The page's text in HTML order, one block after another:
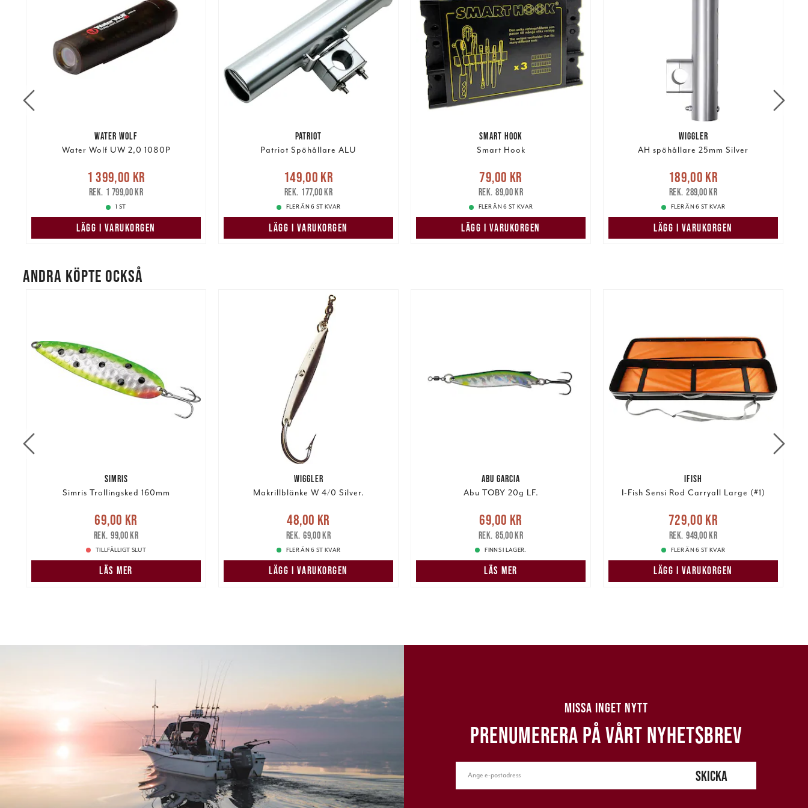
WATER WOLF
Water Wolf UW 2,0 1080P
Nuvarande pris
1 399,00 krTidigare pris
1 799,00 kr
1 399,00 kr
1 799,00 kr
1 ST
LÄGG I VARUKORGEN
PATRIOT
Patriot Spöhållare ALU
Nuvarande pris
Tidigare pris
149,00 kr
177,00 kr
FLER ÄN 6 ST KVAR
LÄGG I VARUKORGEN
SMART HOOK
Smart Hook
Nuvarande pris :79,00 kr
pris:89,00 kr
79,00 kr
89,00 kr
FLER ÄN 6 ST KVAR
LÄGG I VARUKORGEN
WIGGLER
AH spöhållare 25mm Silver
Nuvarande pris
Tidigare pris
189,00 kr
289,00 kr
FLER ÄN 6 ST KVAR
LÄGG I VARUKORGEN
ANDRA KÖPTE OCKSÅ
SIMRIS
Simris Trollingsked 160mm
Nuvarande pris :69,00 kr
pris: 99,00 kr
69,00 kr
99,00 kr
TILLFÄLLIGT SLUT
LÄS MER
WIGGLER
Makrillblänke W 4/0 Silver.
Nuvarande pris :48,00 kr
pris: 69,00 kr
48,00 kr
69,00 kr
FLER ÄN 6 ST KVAR
LÄGG I VARUKORGEN
ABU GARCIA
Abu TOBY 20g LF.
Nuvarande pris :69,00 kr
pris: 85,00 kr
69,00 kr
85,00 kr
FINNS I LAGER.
LÄS MER
IFISH
I-Fish Sensi Rod Carryall Large (#1)
Nuvarande pris
Tidigare pris
729,00 kr
949,00 kr
FLER ÄN 6 ST KVAR
LÄGG I VARUKORGEN
MISSA INGET NYTT
PRENUMERERA PÅ VÅRT NYHETSBREV
SKICKA